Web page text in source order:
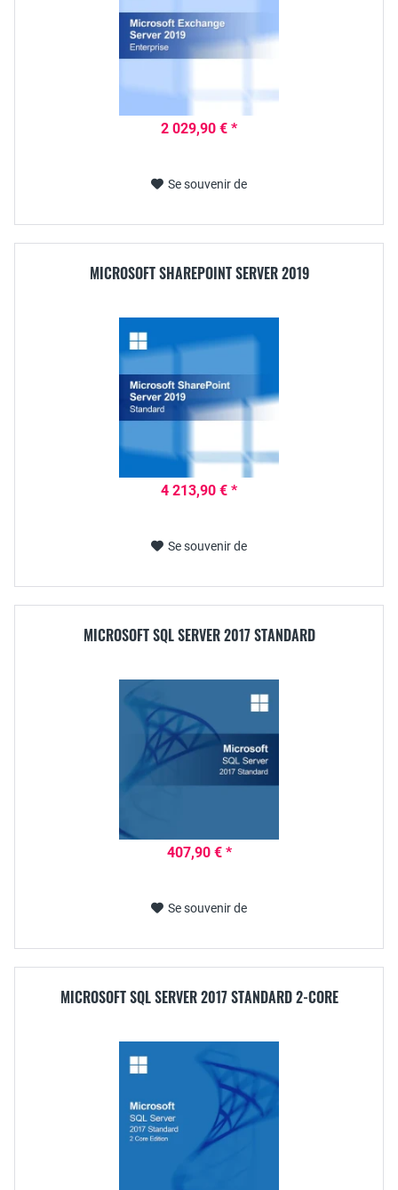
2 029,90 € *
Se souvenir de
MICROSOFT SHAREPOINT SERVER 2019
4 213,90 € *
Se souvenir de
MICROSOFT SQL SERVER 2017 STANDARD
407,90 € *
Se souvenir de
MICROSOFT SQL SERVER 2017 STANDARD 2-CORE